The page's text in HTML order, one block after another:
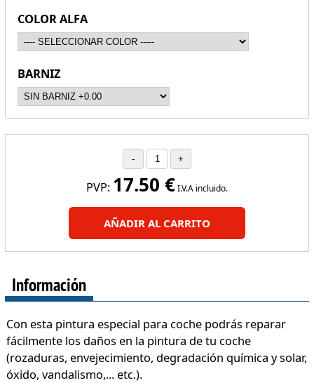
COLOR ALFA
BARNIZ
PVP: 17.50 €I.V.A incluido.
AÑADIR AL CARRITO
Información
Con esta pintura especial para coche podrás reparar
fácilmente los daños en la pintura de tu coche
(rozaduras, envejecimiento, degradación química y solar,
óxido, vandalismo,... etc.).